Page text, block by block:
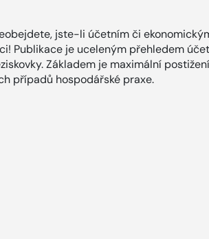
jste-li účetním či
Publikace je uceleným přehledem
Základem je maximální
případů hospodářské praxe.